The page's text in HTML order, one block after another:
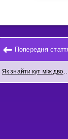
Попередня
Як знайти кут між